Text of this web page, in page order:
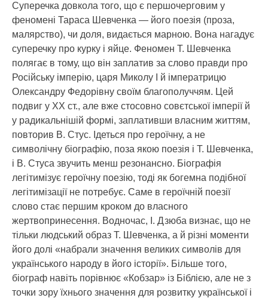
Суперечка довкола того, що є першочерговим у
феномені Тараса Шевченка — його поезія (проза,
малярство), чи доля, видається марною. Вона нагадує
суперечку про курку і яйце. Феномен Т. Шевченка
полягає в тому, що він заплатив за слово правди про
Російську імперію, царя Миколу І й імператрицю
Олександру Федорівну своїм благополуччям. Цей
подвиг у ХХ ст., але вже стосовно совєтської імперії й
у радикальнішій формі, заплативши власним життям,
повторив В. Стус. Ідеться про героїчну, а не
символічну біографію, поза якою поезія і Т. Шевченка,
і В. Стуса звучить менш резонансно. Біографія
легітимізує героїчну поезію, тоді як богемна подібної
легітимізації не потребує. Саме в героїчній поезії
слово стає першим кроком до власного
жертвопринесення. Водночас, І. Дзюба визнає, що не
тільки людський образ Т. Шевченка, а й різні моменти
його долі «набрали значення великих символів для
українського народу в його історії». Більше того,
біограф навіть порівнює «Кобзар» із Біблією, але не з
точки зору їхнього значення для розвитку української і